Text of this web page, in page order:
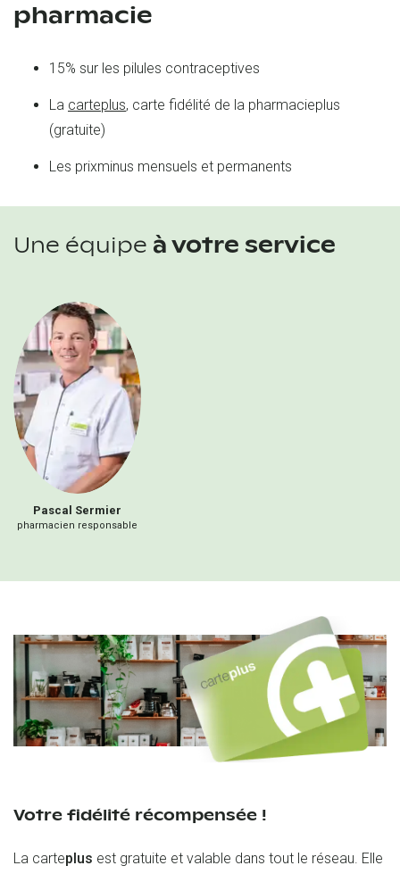
pharmacie
15% sur les pilules contraceptives
La carteplus, carte fidélité de la pharmacieplus
(gratuite)
Les prixminus mensuels et permanents
Une équipe à votre service
Pascal Sermier
pharmacien responsable
Votre fidélité récompensée !
La carteplus est gratuite et valable dans tout le réseau. Elle